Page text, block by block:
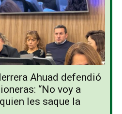
Ahuad defendió
“No voy a
les saque la